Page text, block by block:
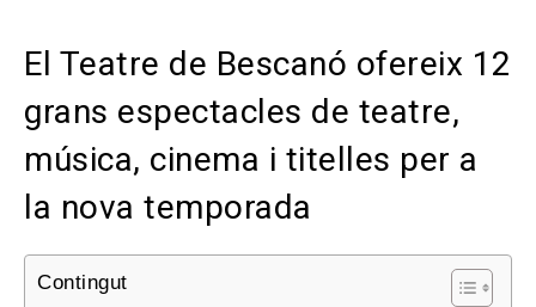
El Teatre de Bescanó ofereix 12
grans espectacles de teatre,
música, cinema i titelles per a
la nova temporada
Contingut